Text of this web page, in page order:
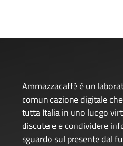
Ammazzacaffè è un
comunicazione digitale
tutta Italia in uno luogo
discutere e condividere
sguardo sul presente dal